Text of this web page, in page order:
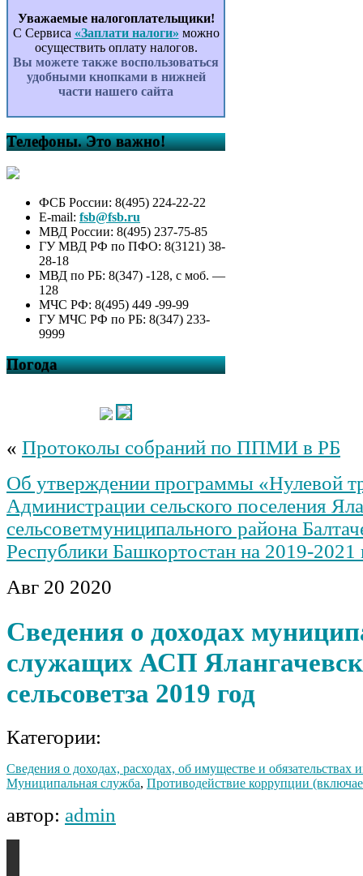
Уважаемые налогоплательщики!
С Сервиса «Заплати налоги» можно
осуществить оплату налогов.
Вы можете также воспользоваться
удобными кнопками в нижней
части нашего сайта
Телефоны. Это важно!
ФСБ России: 8(495) 224-22-22
E-mail: fsb@fsb.ru
МВД России: 8(495) 237-75-85
ГУ МВД РФ по ПФО: 8(3121) 38-
28-18
МВД по РБ: 8(347) -128, с моб. —
128
МЧС РФ: 8(495) 449 -99-99
ГУ МЧС РФ по РБ: 8(347) 233-
9999
Погода
« Протоколы собраний по ППМИ в РБ
Об утверждении программы «Нулевой
Администрации сельского поселения
сельсоветмуниципального района
Республики Башкортостан на 2019-2021
Авг 20 2020
Сведения о доходах
служащих АСП
сельсоветза 2019 год
Категории:
Сведения о доходах, расходах, об имуществе и обязательствах
Муниципальная служба, Противодействие коррупции
автор: admin